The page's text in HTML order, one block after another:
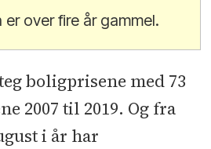
over fire år gammel.
boligprisene med 73
2007 til 2019. Og fra
i år har